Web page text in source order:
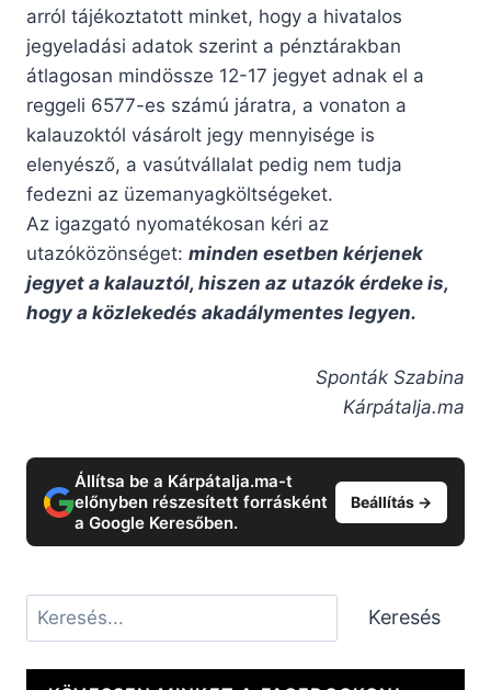
arról tájékoztatott minket, hogy a hivatalos
jegyeladási adatok szerint a pénztárakban
átlagosan mindössze 12-17 jegyet adnak el a
reggeli 6577-es számú járatra, a vonaton a
kalauzoktól vásárolt jegy mennyisége is
elenyésző, a vasútvállalat pedig nem tudja
fedezni az üzemanyagköltségeket.
Az igazgató nyomatékosan kéri az
utazóközönséget: minden esetben kérjenek
jegyet a kalauztól, hiszen az utazók érdeke is,
hogy a közlekedés akadálymentes legyen.
Sponták Szabina
Kárpátalja.ma
Állítsa be a Kárpátalja.ma-t
előnyben részesített forrásként
a Google Keresőben.
Beállítás →
Keresés Keresés